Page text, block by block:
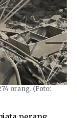
orang. (Foto: